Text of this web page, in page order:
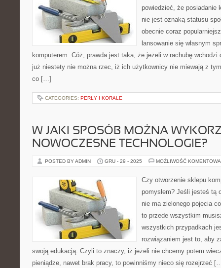
powiedzieć, że posiadanie
nie jest oznaką statusu
obecnie coraz
lansowanie się własnym
komputerem. Cóż, prawda jest taka, że jeżeli w rachubę wchodzi
już niestety nie można rzec, iż ich użytkownicy nie miewają z
co […]
CATEGORIES: PERŁY I KORALE
W JAKI SPOSÓB MOŻNA
NOWOCZESNE TECHNOLOGIE?
POSTED BY ADMIN GRU - 29 - 2025 MOŻLIWOŚĆ
Czy otworzenie sklepu
pomysłem? Jeśli jesteś tą
nie ma zielonego pojęcia
to przede wszystkim
wszystkich przypadkach
rozwiązaniem jest to, aby
swoją edukacją. Czyli to znaczy, iż jeżeli nie chcemy potem
pieniądze, nawet brak pracy, to powinniśmy nieco się rozejrzeć